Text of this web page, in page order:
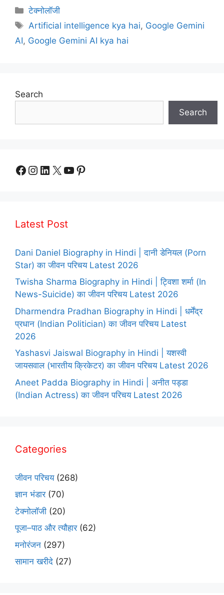
Categories
टेक्नोलॉजी
Tags
Artificial intelligence kya hai, Google Gemini
AI, Google Gemini AI kya hai
Search
Search
Facebook
Instagram
LinkedIn
X YouTube
Pinterest
Latest Post
Dani Daniel Biography in Hindi | दानी डेनियल (Porn
Star) का जीवन परिचय Latest 2026
Twisha Sharma Biography in Hindi | ट्विशा शर्मा (In
News-Suicide) का जीवन परिचय Latest 2026
Dharmendra Pradhan Biography in Hindi | धर्मेंद्र
प्रधान (Indian Politician) का जीवन परिचय Latest
2026
Yashasvi Jaiswal Biography in Hindi | यशस्वी
जायसवाल (भारतीय क्रिकेटर) का जीवन परिचय Latest 2026
Aneet Padda Biography in Hindi | अनीत पड्डा
(Indian Actress) का जीवन परिचय Latest 2026
Categories
जीवन परिचय(268)
ज्ञान भंडार(70)
टेक्नोलॉजी (20)
पूजा–पाठ और त्यौहार(62)
मनोरंजन (297)
सामान खरीदे (27)